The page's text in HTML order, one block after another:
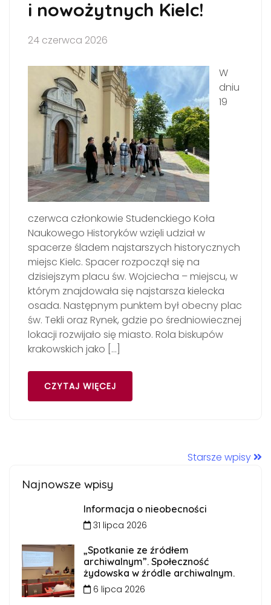
i nowożytnych Kielc!
24 czerwca 2026
W
dniu
19
czerwca członkowie Studenckiego Koła
Naukowego Historyków wzięli udział w
spacerze śladem najstarszych historycznych
miejsc Kielc. Spacer rozpoczął się na
dzisiejszym placu św. Wojciecha – miejscu, w
którym znajdowała się najstarsza kielecka
osada. Następnym punktem był obecny plac
św. Tekli oraz Rynek, gdzie po średniowiecznej
lokacji rozwijało się miasto. Rola biskupów
krakowskich jako […]
CZYTAJ WIĘCEJ
Starsze wpisy
Najnowsze wpisy
Informacja o nieobecności
31 lipca 2026
„Spotkanie ze źródłem
archiwalnym”. Społeczność
żydowska w źródle archiwalnym.
6 lipca 2026